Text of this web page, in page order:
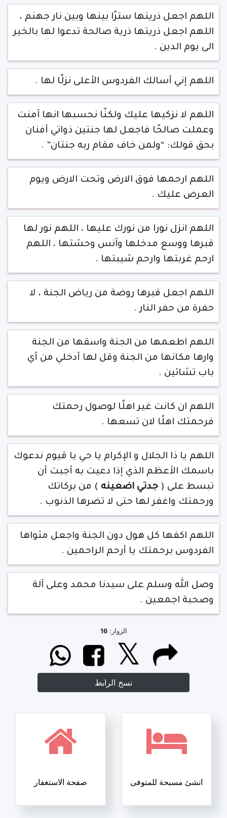
اللهم اجعل ذريتها سترًا بينها وبين نار جهنم ،
اللهم اجعل ذريتها ذرية صالحة تدعوا لها بالخير
الى يوم الدين .
اللهم إني أسالك الفردوس الأعلى نزلًا لها .
اللهم لا نزكيها عليك ولكنّا نحسبها انها آمنت
وعملت صالحًا فاجعل لها جنتين ذواتي أفنان
بحق قولك: “ولمن خاف مقام ربه جنتان” .
اللهم ارحمها فوق الارض وتحت الارض ويوم
العرض عليك .
اللهم انزل نورا من نورك عليها ، اللهم نور لها
قبرها ووسع مدخلها وآنس وحشتها ، اللهم
ارحم غربتها وارحم شيبتها .
اللهم اجعل قبرها روضة من رياض الجنة ، لا
حفرة من حفر النار .
اللهم اطعمها من الجنة واسقها من الجنة
وارها مكانها من الجنة وقل لها أدخلي من أي
باب تشائين .
اللهم ان كانت غير اهلًا لوصول رحمتك
فرحمتك اهلًا لان تسعها .
اللهم يا ذا الجلال و الإكرام يا حي يا قيوم ندعوك
باسمك الأعظم الذي إذا دعيت به أجبت أن
تبسط على ( جدتي اضعينه ) من بركاتك
ورحمتك واغفر لها حتى لا تضرها الذنوب .
اللهم اكفها كل هول دون الجنة واجعل مثواها
الفردوس برحمتك يا أرحم الراحمين .
وصل الله وسلم على سيدنا محمد وعلى آلة
وصحبة اجمعين .
الزوار:16
نسخ الرابط
صفحة الاستغفار انشئ مسبحة للمتوفى